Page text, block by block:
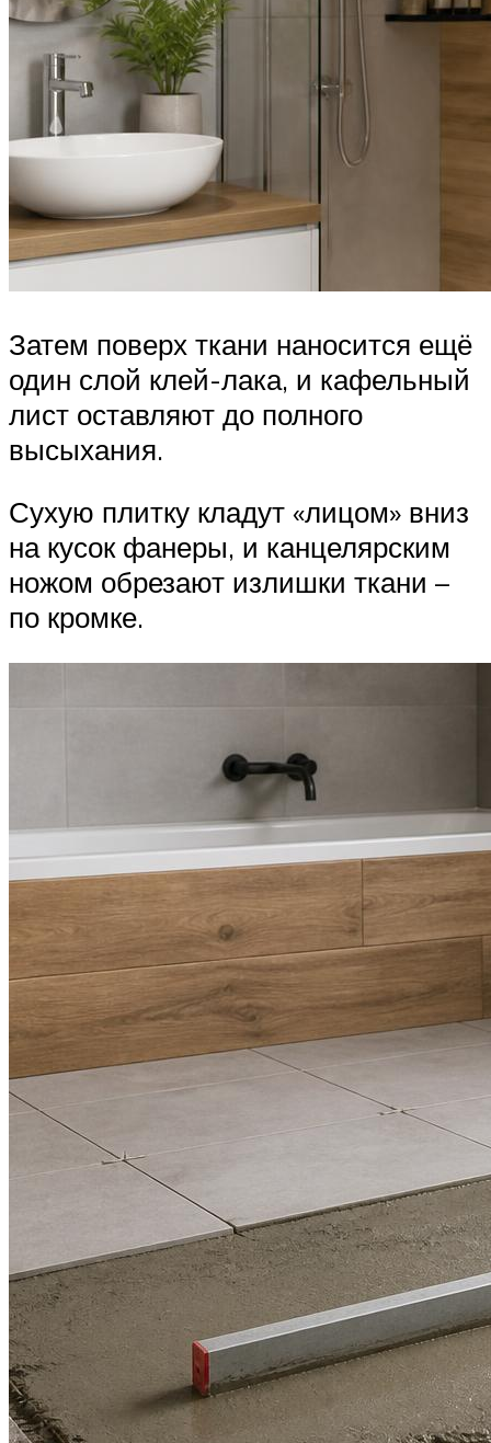
Затем поверх ткани наносится ещё
один слой клей-лака, и кафельный
лист оставляют до полного
высыхания.
Сухую плитку кладут «лицом» вниз
на кусок фанеры, и канцелярским
ножом обрезают излишки ткани –
по кромке.